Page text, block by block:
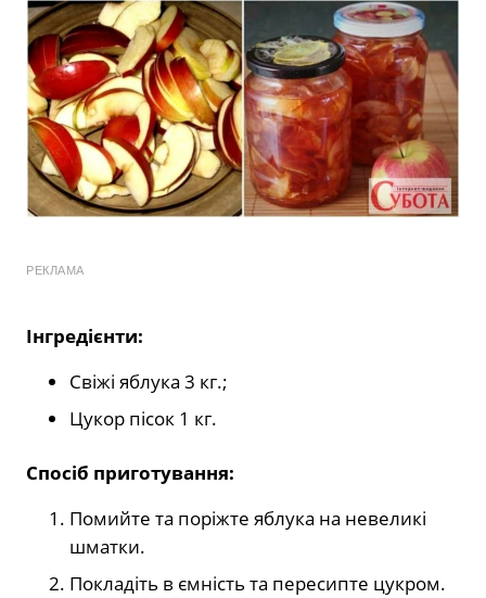
РЕКЛАМА
Інгредієнти:
Свіжі яблука 3 кг.;
Цукор пісок 1 кг.
Спосіб приготування:
Помийте та поріжте яблука на невеликі
шматки.
Покладіть в ємність та пересипте цукром.